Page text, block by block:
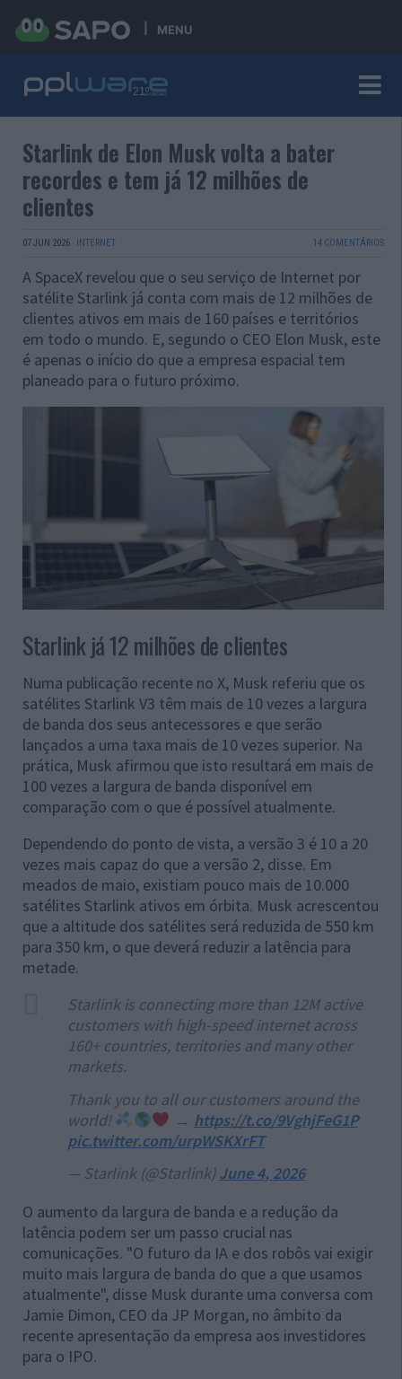
MENU
Starlink de Elon Musk volta a bater
recordes e tem já 12 milhões de
clientes
07 JUN 2026 · INTERNET 14 COMENTÁRIOS
A SpaceX revelou que o seu serviço de Internet por
satélite Starlink já conta com mais de 12 milhões de
clientes ativos em mais de 160 países e territórios
em todo o mundo. E, segundo o CEO Elon Musk, este
é apenas o início do que a empresa espacial tem
planeado para o futuro próximo.
Starlink já 12 milhões de clientes
Numa publicação recente no X, Musk referiu que os
satélites Starlink V3 têm mais de 10 vezes a largura
de banda dos seus antecessores e que serão
lançados a uma taxa mais de 10 vezes superior. Na
prática, Musk afirmou que isto resultará em mais de
100 vezes a largura de banda disponível em
comparação com o que é possível atualmente.
Dependendo do ponto de vista, a versão 3 é 10 a 20
vezes mais capaz do que a versão 2, disse. Em
meados de maio, existiam pouco mais de 10.000
satélites Starlink ativos em órbita. Musk acrescentou
que a altitude dos satélites será reduzida de 550 km
para 350 km, o que deverá reduzir a latência para
metade.
Starlink is connecting more than 12M active
customers with high-speed internet across
160+ countries, territories and many other
markets.
Thank you to all our customers around the
world!
→ https://t.co/9VghjFeG1P
pic.twitter.com/urpWSKXrFT
— Starlink (@Starlink) June 4, 2026
O aumento da largura de banda e a redução da
latência podem ser um passo crucial nas
comunicações. "O futuro da IA ​​e dos robôs vai exigir
muito mais largura de banda do que a que usamos
atualmente", disse Musk durante uma conversa com
Jamie Dimon, CEO da JP Morgan, no âmbito da
recente apresentação da empresa aos investidores
para o IPO.